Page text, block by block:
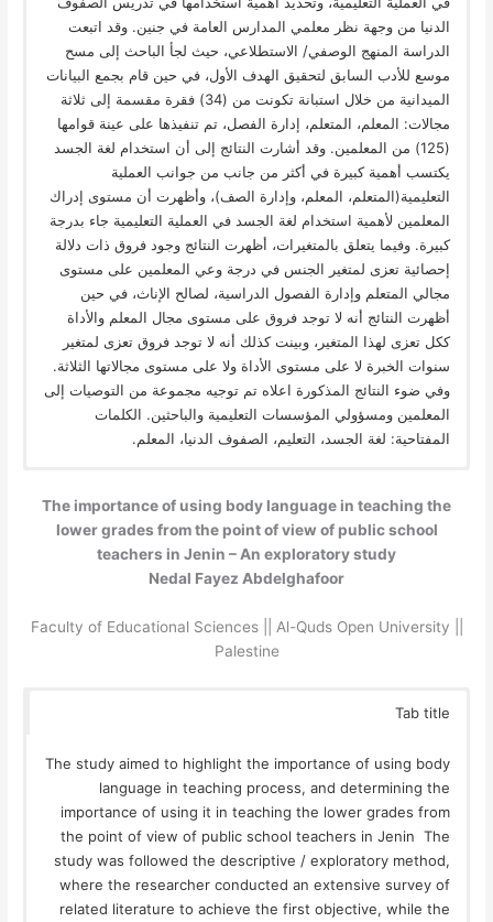
الدنيا من وجهة نظر معلمي المدارس العامة في جنين. وقد اتبعت
الدراسة المنهج الوصفي/ الاستطلاعي، حيث لجأ الباحث إلى مسح
موسع للأدب السابق لتحقيق الهدف الأول، في حين قام بجمع البيانات
الميدانية من خلال استبانة تكونت من (34) فقرة مقسمة إلى ثلاثة
مجالات: المعلم، المتعلم، إدارة الفصل، تم تنفيذها على عينة قوامها
(125) من المعلمين. وقد أشارت النتائج إلى أن استخدام لغة الجسد
يكتسب أهمية كبيرة في أكثر من جانب من جوانب العملية
التعليمية(المتعلم، المعلم، وإدارة الصف)، وأظهرت أن مستوى إدراك
المعلمين لأهمية استخدام لغة الجسد في العملية التعليمية جاء بدرجة
كبيرة. وفيما يتعلق بالمتغيرات، أظهرت النتائج وجود فروق ذات دلالة
إحصائية تعزى لمتغير الجنس في درجة وعي المعلمين على مستوى
مجالي المتعلم وإدارة الفصول الدراسية، لصالح الإناث، في حين
أظهرت النتائج أنه لا توجد فروق على مستوى مجال المعلم والأداة
ككل تعزى لهذا المتغير، وبينت كذلك أنه لا توجد فروق تعزى لمتغير
سنوات الخبرة لا على مستوى الأداة ولا على مستوى مجالاتها الثلاثة.
وفي ضوء النتائج المذكورة اعلاه تم توجيه مجموعة من التوصيات إلى
المعلمين ومسؤولي المؤسسات التعليمية والباحثين. الكلمات
المفتاحية: لغة الجسد، التعليم، الصفوف الدنيا، المعلم.
The importance of using body language in teaching the
lower grades from the point of view of public school
teachers in Jenin – An exploratory study
Nedal Fayez Abdelghafoor
Faculty of Educational Sciences || Al-Quds Open University ||
Palestine
Tab title
The study aimed to highlight the importance of using body
language in teaching process, and determining the
importance of using it in teaching the lower grades from
the point of view of public school teachers in Jenin The
study was followed the descriptive / exploratory method,
where the researcher conducted an extensive survey of
related literature to achieve the first objective, while the